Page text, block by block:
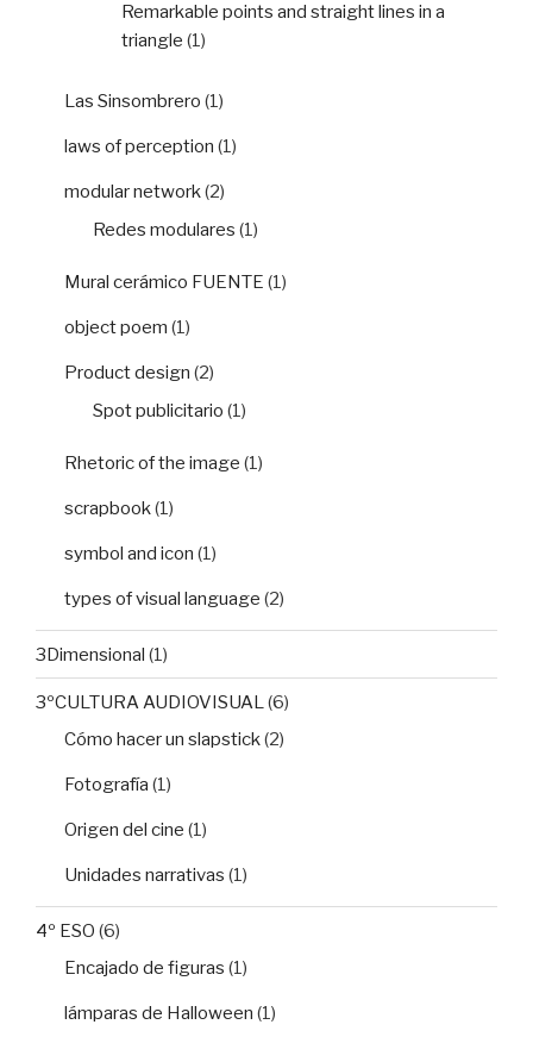
Remarkable points and straight lines in a
triangle (1)
Las Sinsombrero (1)
laws of perception (1)
modular network(2)
Redes modulares (1)
Mural cerámico FUENTE (1)
object poem (1)
Product design (2)
Spot publicitario (1)
Rhetoric of the image (1)
scrapbook(1)
symbol and icon (1)
types of visual language (2)
3Dimensional (1)
3ºCULTURA AUDIOVISUAL (6)
Cómo hacer un slapstick(2)
Fotografía (1)
Origen del cine (1)
Unidades narrativas (1)
4º ESO (6)
Encajado de figuras (1)
lámparas de Halloween (1)